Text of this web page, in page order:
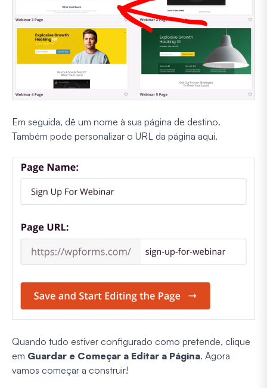
Em seguida, dê um nome à sua página de destino.
Também pode personalizar o URL da página aqui.
Quando tudo estiver configurado como pretende, clique
em Guardar e Começar a Editar a Página. Agora
vamos começar a construir!